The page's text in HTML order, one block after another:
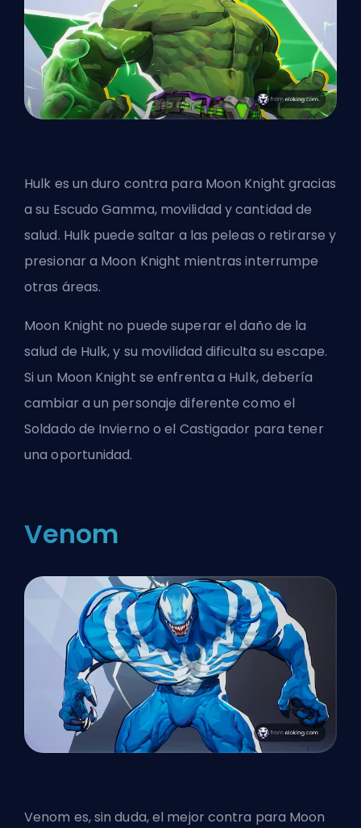
Hulk es un duro contra para Moon Knight gracias
a su Escudo Gamma, movilidad y cantidad de
salud. Hulk puede saltar a las peleas o retirarse y
presionar a Moon Knight mientras interrumpe
otras áreas.
Moon Knight no puede superar el daño de la
salud de Hulk, y su movilidad dificulta su escape.
Si un Moon Knight se enfrenta a Hulk, debería
cambiar a un personaje diferente como el
Soldado de Invierno o el Castigador para tener
una oportunidad.
Venom
Venom es, sin duda, el mejor contra para Moon